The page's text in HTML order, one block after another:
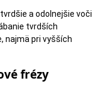
a frézky –
plastov a
vašich potrieb.
a odolnejšie voči
tvrdších
najmä pri vyšších
frézy